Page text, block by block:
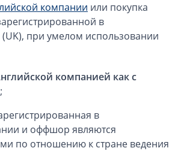
Гонконга
Великобритании
Маврикия
и счёт)
и счёт)
компании или покупка
в
при умелом использовании
компанией как с
;
в
и оффшор являются
по отношению к стране ведения